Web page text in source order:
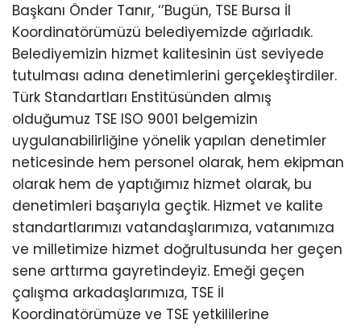
Başkanı Önder Tanır, ‘’Bugün, TSE Bursa İl
Koordinatörümüzü belediyemizde ağırladık.
Belediyemizin hizmet kalitesinin üst seviyede
tutulması adına denetimlerini gerçekleştirdiler.
Türk Standartları Enstitüsünden almış
olduğumuz TSE ISO 9001 belgemizin
uygulanabilirliğine yönelik yapılan denetimler
neticesinde hem personel olarak, hem ekipman
olarak hem de yaptığımız hizmet olarak, bu
denetimleri başarıyla geçtik. Hizmet ve kalite
standartlarımızı vatandaşlarımıza, vatanımıza
ve milletimize hizmet doğrultusunda her geçen
sene arttırma gayretindeyiz. Emeği geçen
çalışma arkadaşlarımıza, TSE İl
Koordinatörümüze ve TSE yetkililerine